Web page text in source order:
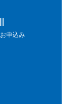
お申込み